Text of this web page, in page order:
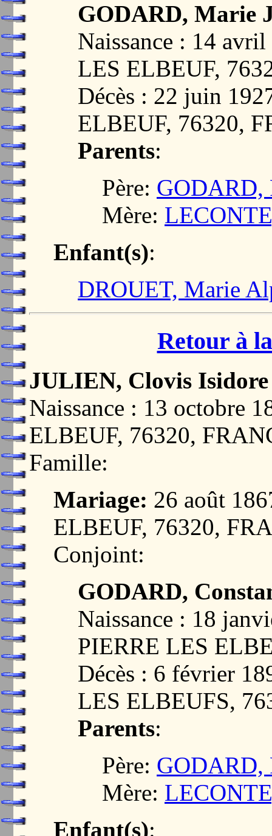
GODARD, Marie
Naissance : 14
LES ELBEUF,
Décès : 22 juin
ELBEUF, 76320,
Parents:
Père: GODARD,
Mère:
Enfant(s):
DROUET, Marie
Retour à
JULIEN, Clovis Isidore
Naissance : 13 octobre
ELBEUF, 76320,
Famille:
Mariage: 26 août
ELBEUF, 76320,
Conjoint:
GODARD,
Naissance : 18
PIERRE LES
Décès : 6 février
LES ELBEUFS,
Parents:
Père: GODARD,
Mère:
Enfant(s):